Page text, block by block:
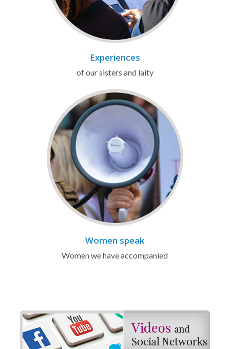
Experiences
of our sisters and laity
Women speak
Women we have accompanied